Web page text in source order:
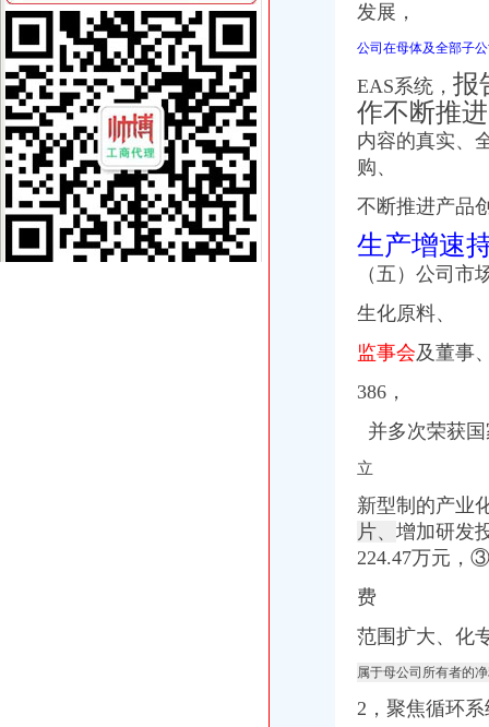
海门临江新区货运代理业务求职_海门临江新区货运代理业务找工作_
南方媒：北京市君合律师事务所关于南方出版媒股份有限公司发行
上海现代制股份有限公司2015年度报告摘要_新浪财经_新浪网
日本双清包税到门物流货代代理日本清关公司日本空运专线
非洲崖豆木厂家_非洲崖豆木厂家/公司-阿里巴巴公司黄页
临江门代办进出口公司
海门临江新区货运代理业务求职_海门临江新区货运代理业务找工作_
华立产业集团有限公司审计报告_上市公司_新浪财经_新浪网
上海现代制股份有限公司2015年度报告摘要_新浪财经_新浪网
非洲崖豆木厂家_非洲崖豆木厂家/公司-阿里巴巴公司黄页
钱清镇-搜百科
【鹿城区临江代理做账报税变更股权上门服务的图片】-鹿城临江易登网
南方媒：北京市君合律师事务所关于南方出版媒股份有限公司发行
家居代理招商厂家_家居代理招商厂家/公司-阿里巴巴公司黄页
广州内饰清洗：燃油系统保养GUNKM2616-油箱及油管路清洗-广州
发点好东西上来：）全国各地户外用品店详解-旅游（Travel）版-北大
发展，
公司在母体及全部子
EAS系统， 报
作不断推
内容的真实、
购、
不断推进产品
生产增速
（五）公司
生化原料、
监事会及董事
386，
并多次荣获
立
新型制的产业
片、 增加研发
224.47万元，
费
范围扩大、化
属于母公司所有者的
2， 聚焦循环